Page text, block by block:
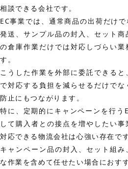
相談できる会社です。
EC事業では、通常商品の出荷だけ
発送、サンプル品の封入、セット
の倉庫作業だけでは対応しづらい業
す。
こうした作業を外部に委託できる
で対応する負担を減らせるだけで
防止にもつながります。
特に、定期的にキャンペーンを行う
して購入者との接点を増やしたい
対応できる物流会社は心強い存在です
キャンペーン品の封入、セット組
な作業を含めて任せたい場合におす